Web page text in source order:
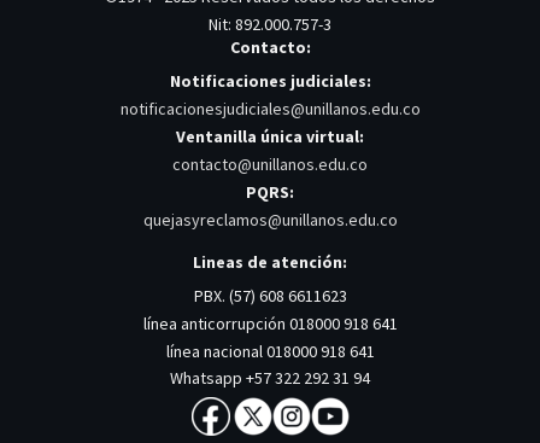
Nit: 892.000.757-3
Contacto:
Notificaciones judiciales:
notificacionesjudiciales@unillanos.edu.co
Ventanilla única virtual:
contacto@unillanos.edu.co
PQRS:
quejasyreclamos@unillanos.edu.co
Lineas de atención:
PBX. (57) 608 6611623
línea anticorrupción 018000 918 641
línea nacional 018000 918 641
Whatsapp +57 322 292 31 94